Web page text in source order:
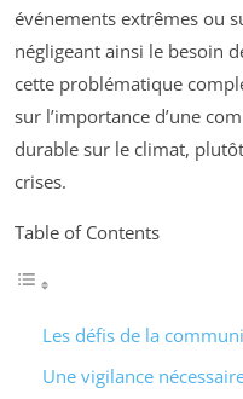
événements extrêmes ou
négligeant ainsi le besoin
cette problématique
sur l’importance d’une
durable sur le climat,
crises.
Table of Contents
Les défis de la
Une vigilance